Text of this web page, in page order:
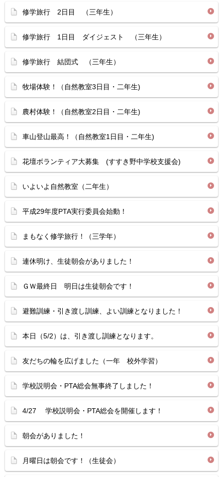
修学旅行 2日目 （三年生）
修学旅行 1日目 ダイジェスト （三年生）
修学旅行 結団式 （三年生）
牧場体験！（自然教室3日目・二年生)
農村体験！（自然教室2日目・二年生)
車山登山最高！（自然教室1日目・二年生)
花壇ボランティア大募集 (すすき野中学校支援会)
いよいよ自然教室（二年生）
平成29年度PTA実行委員会始動！
まもなく修学旅行！（三学年）
連休明け、生徒朝会がありました！
ＧＷ最終日 明日は生徒朝会です！
避難訓練・引き渡し訓練、よい訓練となりました！
本日（5/2）は、引き渡し訓練となります。
友だちの輪を広げました（一年 校外学習）
学校説明会・PTA総会無事終了しました！
4/27 学校説明会・PTA総会を開催します！
朝会がありました！
月曜日は朝会です！（生徒会）